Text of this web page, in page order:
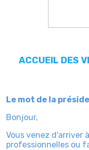
ACCUEIL DES
Le mot de la
Bonjour,
Vous venez d'arriver
professionnelles ou